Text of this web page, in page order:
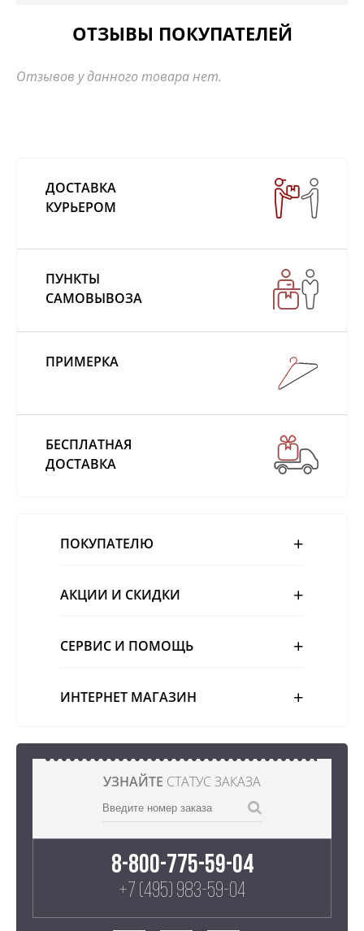
ОТЗЫВЫ ПОКУПАТЕЛЕЙ
Отзывов у данного товара нет.
ДОСТАВКА
КУРЬЕРОМ
ПУНКТЫ
САМОВЫВОЗА
ПРИМЕРКА
БЕСПЛАТНАЯ
ДОСТАВКА
ПОКУПАТЕЛЮ
АКЦИИ И СКИДКИ
СЕРВИС И ПОМОЩЬ
ИНТЕРНЕТ МАГАЗИН
УЗНАЙТЕ СТАТУС ЗАКАЗА
8-800-775-59-04
+7 (495) 983-59-04